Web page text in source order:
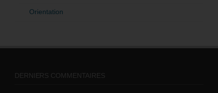
Orientation
DERNIERS COMMENTAIRES